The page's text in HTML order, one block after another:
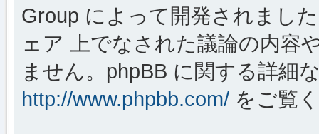
Group によって開発されまし
ェア 上でなされた議論の内容
ません。phpBB に関する詳細
http://www.phpbb.com/ をご覧